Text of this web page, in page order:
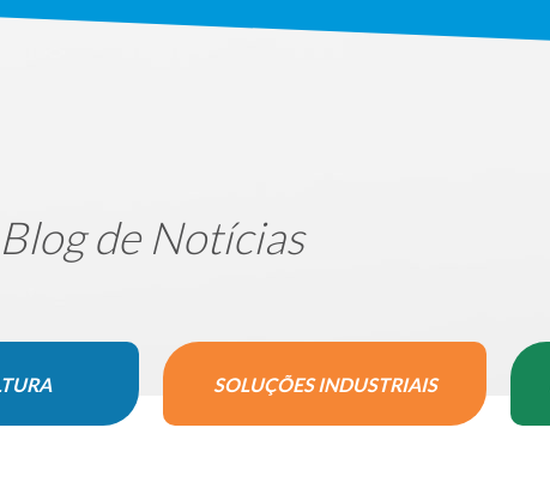
Blog de Notícias
SOLUÇÕES INDUSTRIAIS